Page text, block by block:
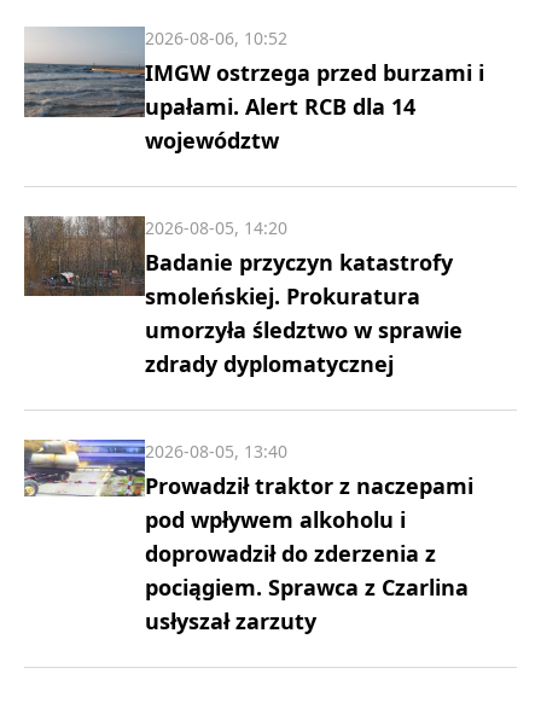
IMGW ostrzega przed burzami i
upałami. Alert RCB dla 14
województw
2026-08-06, 10:52
Badanie przyczyn katastrofy
smoleńskiej. Prokuratura
umorzyła śledztwo w sprawie
zdrady dyplomatycznej
2026-08-05, 14:20
Prowadził traktor z naczepami
pod wpływem alkoholu i
doprowadził do zderzenia z
pociągiem. Sprawca z Czarlina
usłyszał zarzuty
2026-08-05, 13:40